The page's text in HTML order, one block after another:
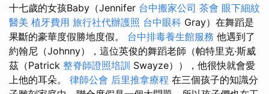
十七歲的女孩Baby（Jennifer 台中搬家公司 茶會 眼下細紋
醫美 植牙費用 旅行社代辦護照 台中眼科 Gray）在舞蹈是
果斷的豪華度假勝地度假。 台中排毒養生館服務 他遇到了
約翰尼（Johnny），這位英俊的舞蹈老師（帕特里克·斯威
茲（Patrick 整脊師證照培訓 Swayze）），他很快就會愛
上他的耳朵。 律師公會 后里推拿療程 在三個孩子的知識分